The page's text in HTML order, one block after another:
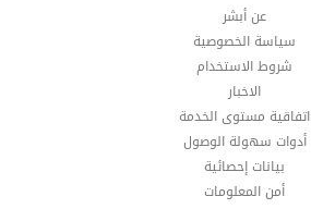
عن أبشر
سياسة الخصوصية
شروط الاستخدام
الاخبار
اتفاقية مستوى الخدمة
أدوات سهولة الوصول
بيانات إحصائية
أمن المعلومات